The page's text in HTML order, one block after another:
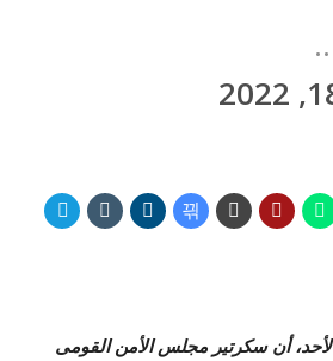
أن سكرتير مجلس الأمن القومى